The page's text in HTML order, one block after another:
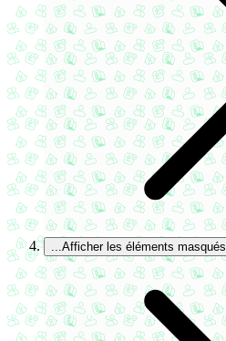
Afficher les éléments masqués